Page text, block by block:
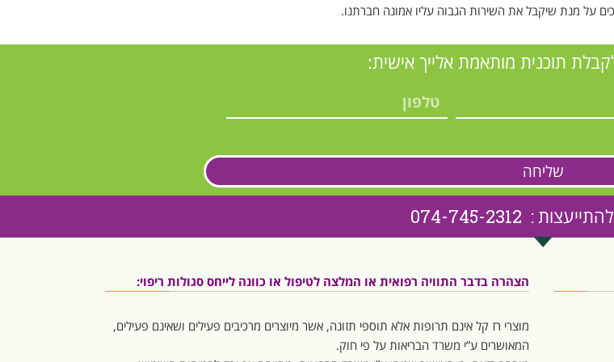
על מנת שיקבל את השירות הגבוה עליו אמונה חברתנו.
תוכנית מותאמת אלייך אישית:
שליחה
: 074-745-2312
הצהרה בדבר התוויה רפואית או המלצה לטיפול או כוונה לייחס סגולות ריפוי:
מוצרי רז קל אינם תרופות אלא תוספי תזונה, אשר מיוצרים מרכיבים פעילים ושאינם פעילים,
המאושרים ע”י משרד הבריאות על פי חוק.